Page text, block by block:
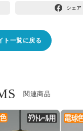
シェア
ト一覧に戻る
関連商品